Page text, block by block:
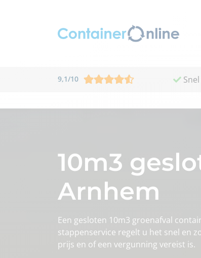
9,1/10 Snel
10m3
Arnhem
Een gesloten 10m3 groenafval
stappenservice regelt u het snel en
prijs en of een vergunning vereist is.